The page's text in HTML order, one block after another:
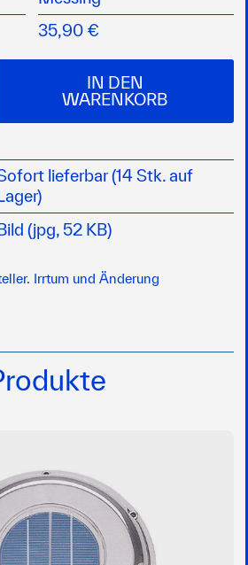
35,90 €
IN DEN
WARENKORB
lieferbar (14 Stk. auf
(jpg, 52 KB)
Irrtum und Änderung